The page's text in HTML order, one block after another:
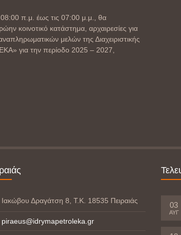
π.μ. έως τις 07:00 μ.μ., θα
κοινοτικό κατάστημα, αρχαιρεσίες για
μελών της Διαχειριστικής
για την περίοδο 2025 – 2027,
Ιακώβου Δραγάτση 8, Τ.Κ. 18535 Πειραιάς
piraeus@idrymapetroleka.gr
03
ΑΥΓ